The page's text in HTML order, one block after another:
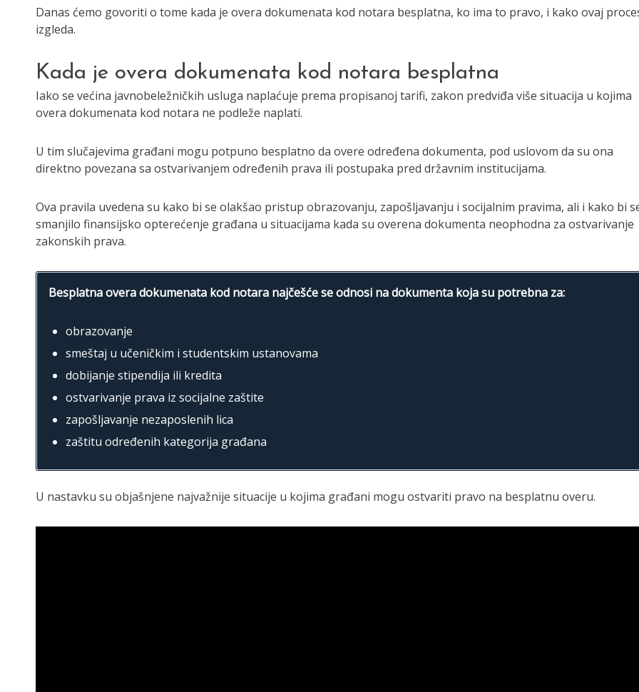
Danas ćemo govoriti o tome kada je overa dokumenata kod notara besplatna, ko ima to pravo, i kako ovaj
izgleda.
Kada je overa dokumenata kod notara besplatna
Iako se većina javnobeležničkih usluga naplaćuje prema propisanoj tarifi, zakon predviđa više situacija u kojima
overa dokumenata kod notara ne podleže naplati.
U tim slučajevima građani mogu potpuno besplatno da overe određena dokumenta, pod uslovom da su ona
direktno povezana sa ostvarivanjem određenih prava ili postupaka pred državnim institucijama.
Ova pravila uvedena su kako bi se olakšao pristup obrazovanju, zapošljavanju i socijalnim pravima, ali i kako bi
smanjilo finansijsko opterećenje građana u situacijama kada su overena dokumenta neophodna za ostvarivanje
zakonskih prava.
Besplatna overa dokumenata kod notara najčešće se odnosi na dokumenta koja su potrebna za:
obrazovanje
smeštaj u učeničkim i studentskim ustanovama
dobijanje stipendija ili kredita
ostvarivanje prava iz socijalne zaštite
zapošljavanje nezaposlenih lica
zaštitu određenih kategorija građana
U nastavku su objašnjene najvažnije situacije u kojima građani mogu ostvariti pravo na besplatnu overu.